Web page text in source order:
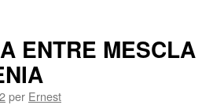
ENTRE
per Ernest